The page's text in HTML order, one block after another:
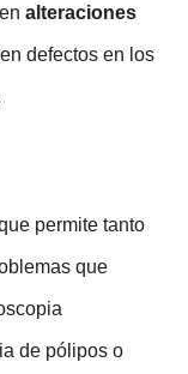
alteraciones
defectos en los
permite tanto
que
de pólipos o